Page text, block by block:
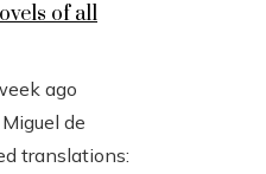
of all
ago
de
translations: